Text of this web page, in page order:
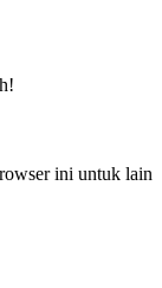
ini untuk lain